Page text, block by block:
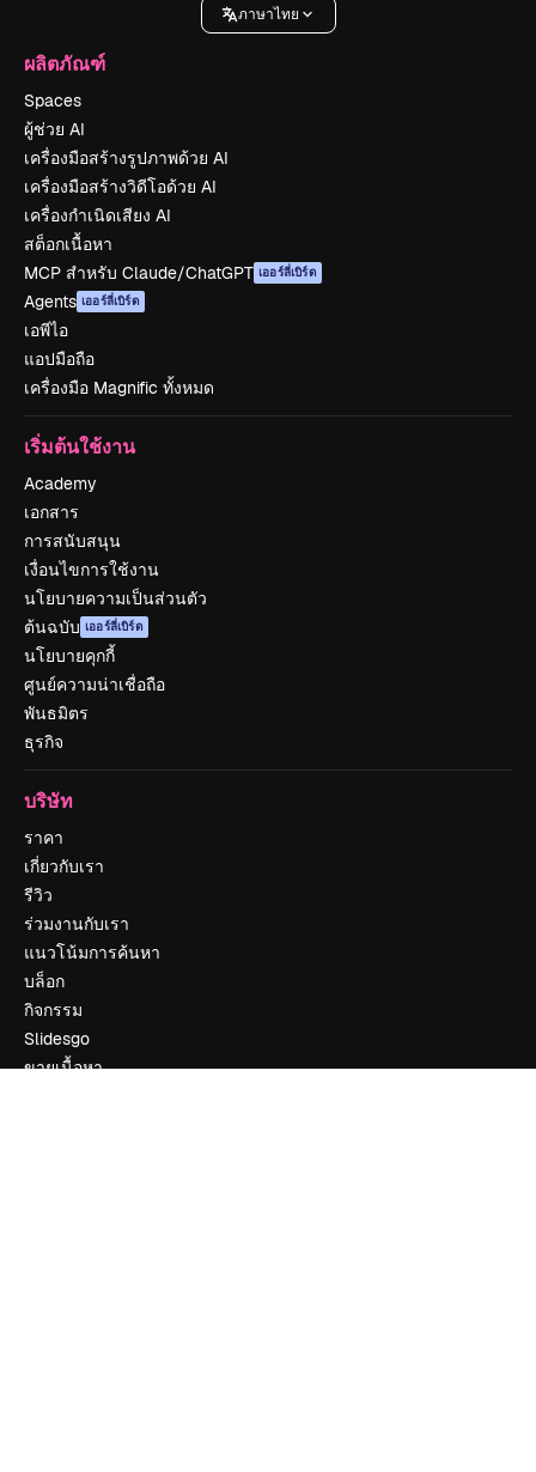
ภาษาไทย
ผลิตภัณฑ์
Spaces
ผู้ช่วย AI
เครื่องมือสร้างรูปภาพด้วย AI
เครื่องมือสร้างวิดีโอด้วย AI
เครื่องกำเนิดเสียง AI
สต็อกเนื้อหา
MCP สำหรับ Claude/ChatGPT เออร์ลี่เบิร์ด
Agents เออร์ลี่เบิร์ด
เอพีไอ
แอปมือถือ
เครื่องมือ Magnific ทั้งหมด
เริ่มต้นใช้งาน
Academy
เอกสาร
การสนับสนุน
เงื่อนไขการใช้งาน
นโยบายความเป็นส่วนตัว
ต้นฉบับ เออร์ลี่เบิร์ด
นโยบายคุกกี้
ศูนย์ความน่าเชื่อถือ
พันธมิตร
ธุรกิจ
บริษัท
ราคา
เกี่ยวกับเรา
รีวิว
ร่วมงานกับเรา
แนวโน้มการค้นหา
บล็อก
กิจกรรม
Slidesgo
ขายเนื้อหา